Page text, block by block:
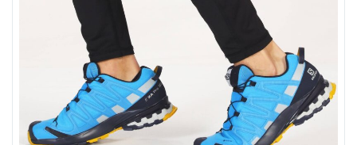
voyager
léger"